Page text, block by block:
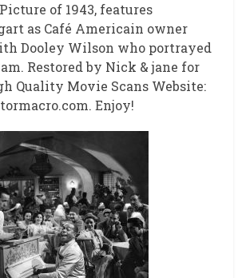
of 1943, features
as Café Americain owner
Dooley Wilson who portrayed
Restored by Nick & jane for
Quality Movie Scans Website:
Enjoy!